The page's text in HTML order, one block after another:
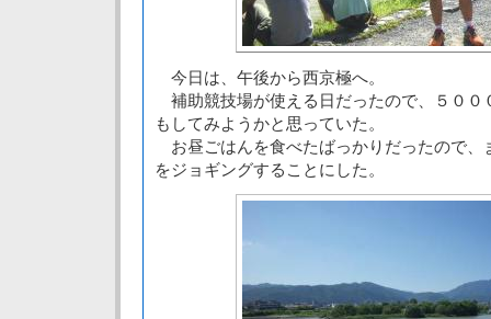
今日は、午後から西京極へ。
補助競技場が使える日だったので、５００
もしてみようかと思っていた。
お昼ごはんを食べたばっかりだったので、
をジョギングすることにした。